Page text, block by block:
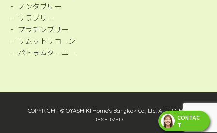
CONTAC
T
ノンタブリー
サラブリー
プラチンブリー
サムットサコーン
パトゥムターニー
COPYRIGHT © OYASHIKI Home’s Bangkok Co., Ltd. ALL RIGHTS
RESERVED.